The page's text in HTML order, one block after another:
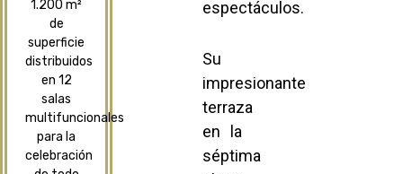
1.200 m²
de
superficie
distribuidos
en 12
salas
multifuncionales
para la
celebración
espectáculos.
Su
impresionante
terraza
en la
séptima